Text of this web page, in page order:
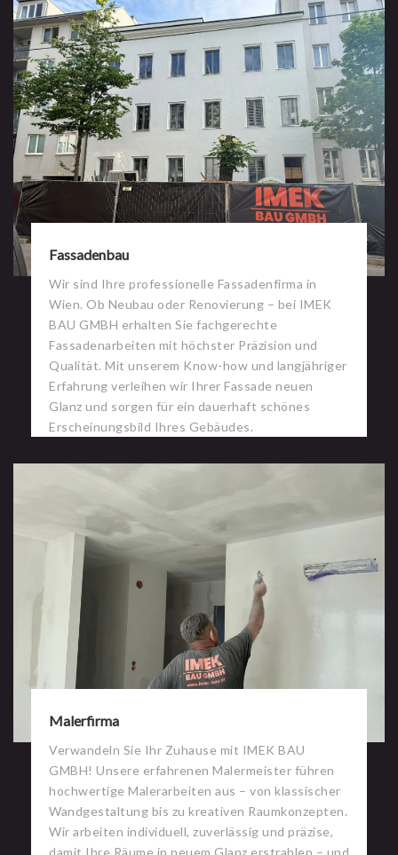
Fassadenbau
Wir sind Ihre professionelle Fassadenfirma in
Wien. Ob Neubau oder Renovierung – bei IMEK
BAU GMBH erhalten Sie fachgerechte
Fassadenarbeiten mit höchster Präzision und
Qualität. Mit unserem Know-how und langjähriger
Erfahrung verleihen wir Ihrer Fassade neuen
Glanz und sorgen für ein dauerhaft schönes
Erscheinungsbild Ihres Gebäudes.
Malerfirma
Verwandeln Sie Ihr Zuhause mit IMEK BAU
GMBH! Unsere erfahrenen Malermeister führen
hochwertige Malerarbeiten aus – von klassischer
Wandgestaltung bis zu kreativen Raumkonzepten.
Wir arbeiten individuell, zuverlässig und präzise,
damit Ihre Räume in neuem Glanz erstrahlen – und